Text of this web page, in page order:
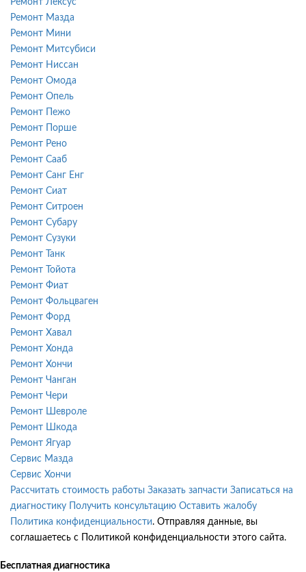
Ремонт Мазда
Ремонт Мини
Ремонт Митсубиси
Ремонт Ниссан
Ремонт Омода
Ремонт Опель
Ремонт Пежо
Ремонт Порше
Ремонт Рено
Ремонт Сааб
Ремонт Санг Енг
Ремонт Сиат
Ремонт Ситроен
Ремонт Субару
Ремонт Сузуки
Ремонт Танк
Ремонт Тойота
Ремонт Фиат
Ремонт Фольцваген
Ремонт Форд
Ремонт Хавал
Ремонт Хонда
Ремонт Хончи
Ремонт Чанган
Ремонт Чери
Ремонт Шевроле
Ремонт Шкода
Ремонт Ягуар
Сервис Мазда
Сервис Хончи
Рассчитать стоимость работы Заказать запчасти Записаться на
диагностику
Получить консультацию Оставить жалобу
Политика конфиденциальности. Отправляя данные, вы
соглашаетесь с Политикой конфиденциальности этого сайта.
Бесплатная диагностика